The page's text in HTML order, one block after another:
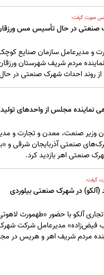
صورت گرفت؛
صنعتی در حال تأسیس مس
و مدیرعامل سازمان صنایع
مردم شریف شهرستان
از روند احداث شهرک صنعتی در
نماینده مجلس از واحدهای
وزیر صنعت، معدن و تجارت و
صنعتی آذربایجان شرقی و
صنعتی اهر بازدید کرد.
گرفت؛
(آلکو) در شهرک صنعتی بیلوردی
تجاری آلکو با حضور «طهمورث
مدیرعامل شرکت
مردم شریف اهر و هریس در